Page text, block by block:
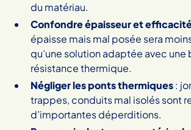
du matériau.
Confondre épaisseur et
épaisse mais mal posée sera
qu’une solution adaptée avec une
résistance thermique.
Négliger les ponts thermiques:
trappes, conduits mal isolés sont
d’importantes déperditions.